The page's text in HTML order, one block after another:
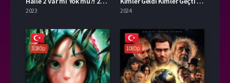
2023 2024
1080p 1080p